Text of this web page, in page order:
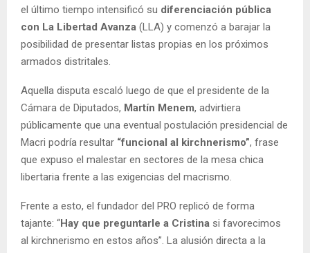
el último tiempo intensificó su diferenciación pública
con La Libertad Avanza (LLA) y comenzó a barajar la
posibilidad de presentar listas propias en los próximos
armados distritales.
Aquella disputa escaló luego de que el presidente de la
Cámara de Diputados, Martín Menem, advirtiera
públicamente que una eventual postulación presidencial de
Macri podría resultar “funcional al kirchnerismo”, frase
que expuso el malestar en sectores de la mesa chica
libertaria frente a las exigencias del macrismo.
Frente a esto, el fundador del PRO replicó de forma
tajante: “Hay que preguntarle a Cristina si favorecimos
al kirchnerismo en estos años”. La alusión directa a la